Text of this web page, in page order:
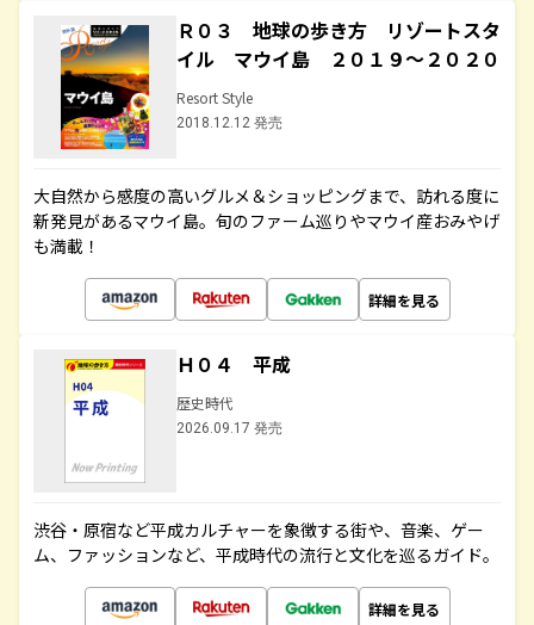
Ｒ０３ 地球の歩き方 リゾートスタ
イル マウイ島 ２０１９～２０２０
Resort Style
2018.12.12 発売
大自然から感度の高いグルメ＆ショッピングまで、訪れる度に
新発見があるマウイ島。旬のファーム巡りやマウイ産おみやげ
も満載！
詳細を見る
Ｈ０４ 平成
歴史時代
2026.09.17 発売
渋谷・原宿など平成カルチャーを象徴する街や、音楽、ゲー
ム、ファッションなど、平成時代の流行と文化を巡るガイド。
詳細を見る